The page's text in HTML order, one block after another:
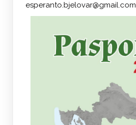
esperanto.bjelovar@gmail.com